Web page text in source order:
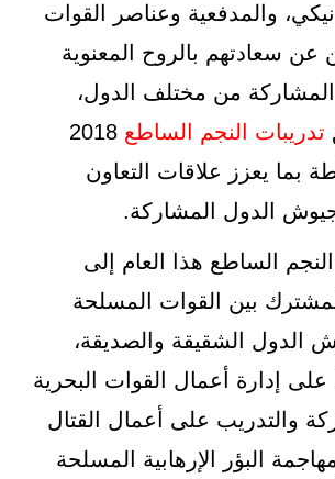
والمدفعية وعناصر القوات
عن سعادتهم بالروح المعنوية
المشاركة من مختلف الدول،
تدريبات النجم الساطع 2018
بما يعزز علاقات التعاون
الدول المشاركة.
الساطع هذا العام إلى
بين القوات المسلحة
الدول الشقيقة والصديقة،
إدارة أعمال القوات البحرية
والتدريب على أعمال القتال
البؤر الإرهابية المسلحة